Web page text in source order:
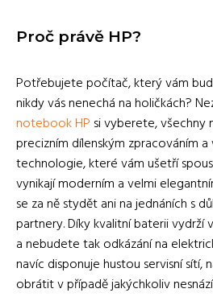
Proč právě HP?
Potřebujete počítač, který vám
nikdy vás nenechá na holičkách?
notebook HP si vyberete, všechny
precizním dílenským zpracováním
technologie, které vám ušetří
vynikají moderním a velmi
se za ně stydět ani na jednáních s
partnery. Díky kvalitní baterii
a nebudete tak odkázání na
navíc disponuje hustou servisní sítí,
obrátit v případě jakýchkoliv